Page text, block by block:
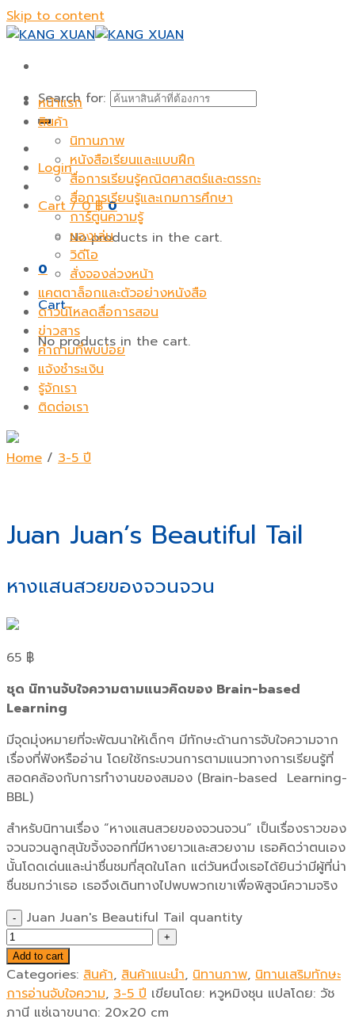
Skip to content
Search for:
Login
Cart /0฿ 0
No products in the cart.
0
Cart
No products in the cart.
หน้าแรก
สินค้า
นิทานภาพ
หนังสือเรียนและแบบฝึก
สื่อการเรียนรู้คณิตศาสตร์และตรรกะ
สื่อการเรียนรู้และเกมการศึกษา
การ์ตูนความรู้
ของเล่น
วิดีโอ
สั่งจองล่วงหน้า
แคตตาล็อกและตัวอย่างหนังสือ
ดาวน์โหลดสื่อการสอน
ข่าวสาร
คำถามที่พบบ่อย
แจ้งชำระเงิน
รู้จักเรา
ติดต่อเรา
Home / 3-5 ปี
Juan Juan’s Beautiful Tail
หางแสนสวยของจวนจวน
65 ฿
ชุด นิทานจับใจความตามแนวคิดของ Brain-based
Learning
มีจุดมุ่งหมายที่จะพัฒนาให้เด็กๆ มีทักษะด้านการจับใจความจาก
เรื่องที่ฟังหรืออ่าน โดยใช้กระบวนการตามแนวทางการเรียนรู้ที่
สอดคล้องกับการทำงานของสมอง (Brain-based Learning-
BBL)
สำหรับนิทานเรื่อง “หางแสนสวยของจวนจวน” เป็นเรื่องราวของ
จวนจวนลูกสุนัขจิ้งจอกที่มีหางยาวและสวยงาม เธอคิดว่าตนเอง
นั้นโดดเด่นและน่าชื่นชมที่สุดในโลก แต่วันหนึ่งเธอได้ยินว่ามีผู้ที่น่า
ชื่นชมกว่าเธอ เธอจึงเดินทางไปพบพวกเขาเพื่อพิสูจน์ความจริง
Juan Juan's Beautiful Tail quantity
Add to cart
Categories: สินค้า, สินค้าแนะนำ, นิทานภาพ, นิทานเสริมทักษะ
การอ่านจับใจความ, 3-5 ปี เขียนโดย: หวูหมิงชุน แปลโดย: วัช
ภานี แซ่เฉาขนาด: 20x20 cm